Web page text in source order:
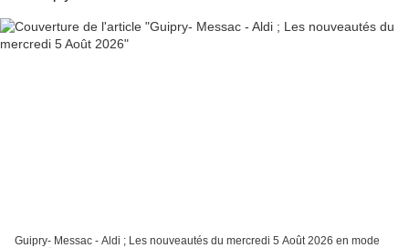
Guipry- Messac - Aldi ; Les nouveautés du mercredi 5 Août 2026 en mode